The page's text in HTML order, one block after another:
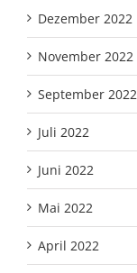
Dezember 2022
November 2022
September 2022
Juli 2022
Juni 2022
Mai 2022
April 2022